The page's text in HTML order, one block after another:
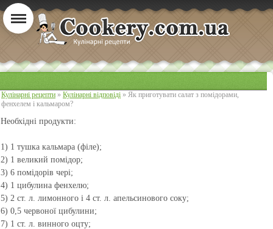
Кулінарні рецепти » Кулінарні відповіді » Як приготувати салат з помідорами,
фенхелем і кальмаром?
Необхідні продукти:
1) 1 тушка кальмара (філе);
2) 1 великий помідор;
3) 6 помідорів чері;
4) 1 цибулина фенхелю;
5) 2 ст. л. лимонного і 4 ст. л. апельсинового соку;
6) 0,5 червоної цибулини;
7) 1 ст. л. винного оцту;